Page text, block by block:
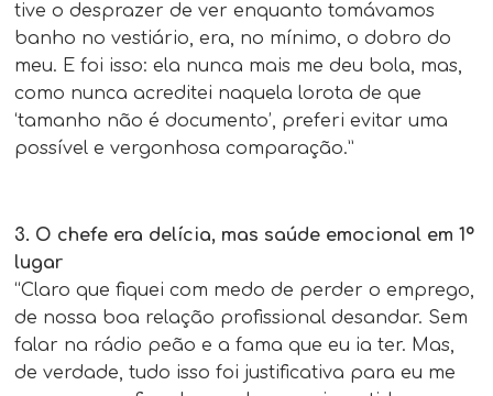
tive o desprazer de ver enquanto tomávamos
banho no vestiário, era, no mínimo, o dobro do
meu. E foi isso: ela nunca mais me deu bola, mas,
como nunca acreditei naquela lorota de que
‘tamanho não é documento’, preferi evitar uma
possível e vergonhosa comparação.”
3. O chefe era delícia, mas saúde emocional em 1º
lugar
“Claro que fiquei com medo de perder o emprego,
de nossa boa relação profissional desandar. Sem
falar na rádio peão e a fama que eu ia ter. Mas,
de verdade, tudo isso foi justificativa para eu me